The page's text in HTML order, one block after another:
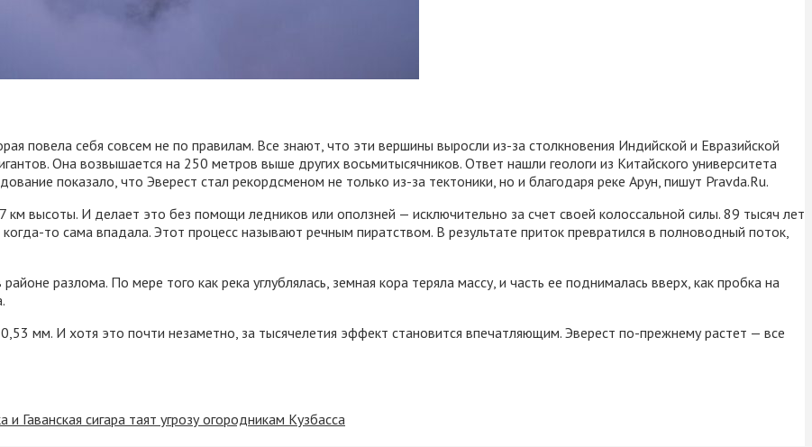
повела себя совсем не по правилам. Все знают, что эти вершины выросли из-за столкновения Индийской и Евразийской
Она возвышается на 250 метров выше других восьмитысячников. Ответ нашли геологи из Китайского университета
показало, что Эверест стал рекордсменом не только из-за тектоники, но и благодаря реке Арун, пишут Pravda.Ru.
высоты. И делает это без помощи ледников или оползней — исключительно за счет своей колоссальной силы. 89 тысяч лет
то сама впадала. Этот процесс называют речным пиратством. В результате приток превратился в полноводный поток,
разлома. По мере того как река углублялась, земная кора теряла массу, и часть ее поднималась вверх, как пробка на
мм. И хотя это почти незаметно, за тысячелетия эффект становится впечатляющим. Эверест по-прежнему растет — все
сигара таят угрозу огородникам Кузбасса